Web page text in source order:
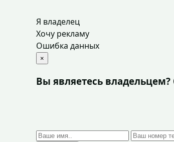
Я владелец
Хочу рекламу
Ошибка данных
×
Вы являетесь